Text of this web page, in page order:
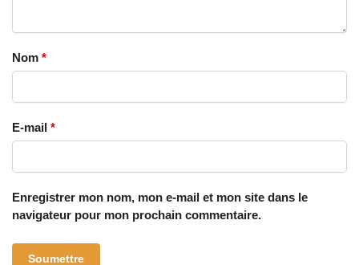
Nom *
E-mail *
Enregistrer mon nom, mon e-mail et mon site dans le
navigateur pour mon prochain commentaire.